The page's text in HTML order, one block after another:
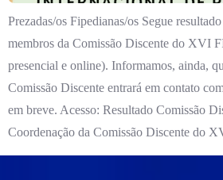
Prezadas/os Fipedianas/os Segue
membros da Comissão Discente do XVI
presencial e online). Informamos, ainda,
Comissão Discente entrará em contato
em breve. Acesso: Resultado Comissão
Coordenação da Comissão Discente do